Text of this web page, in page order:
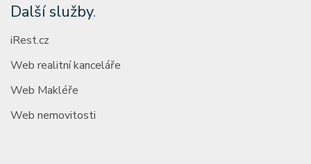
Další služby.
iRest.cz
Web realitní kanceláře
Web Makléře
Web nemovitosti